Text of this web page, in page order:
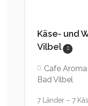
Käse- und
Vilbel
Cafe Aroma
Bad Vilbel
7 Länder – 7